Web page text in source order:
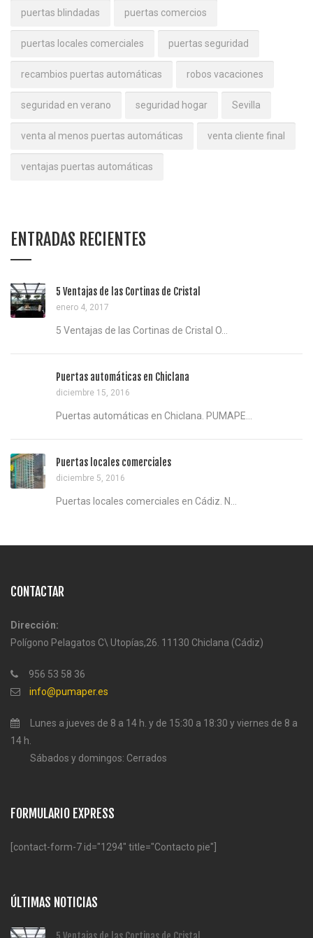
puertas blindadas puertas comercios
puertas locales comerciales puertas seguridad
recambios puertas automáticas robos vacaciones
seguridad en verano seguridad hogar Sevilla
venta al menos puertas automáticas venta cliente final
ventajas puertas automáticas
ENTRADAS RECIENTES
5 Ventajas de las Cortinas de Cristal
enero 4, 2017
5 Ventajas de las Cortinas de Cristal O...
Puertas automáticas en Chiclana
diciembre 15, 2016
Puertas automáticas en Chiclana. PUMAPE...
Puertas locales comerciales
diciembre 5, 2016
Puertas locales comerciales en Cádiz. N...
CONTACTAR
Dirección:
Polígono Pelagatos C\ Utopías,26. 11130 Chiclana (Cádiz)
956 53 58 36
info@pumaper.es
Lunes a jueves de 8 a 14 h. y de 15:30 a 18:30 y viernes de 8 a
14 h.
Sábados y domingos: Cerrados
FORMULARIO EXPRESS
[contact-form-7 id="1294" title="Contacto pie"]
ÚLTIMAS NOTICIAS